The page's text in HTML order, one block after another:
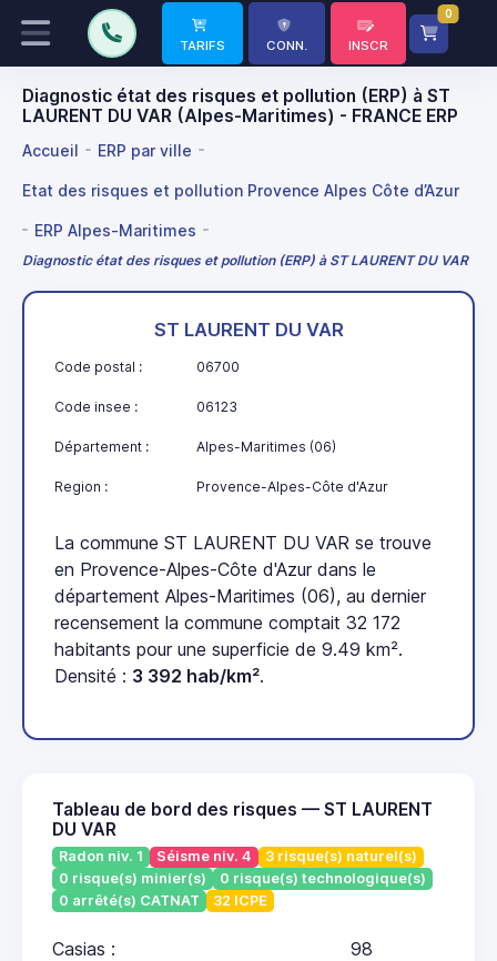
TARIFS CONN. INSCR
0
Diagnostic état des risques et pollution (ERP) à ST
LAURENT DU VAR (Alpes-Maritimes) - FRANCE ERP
Accueil ERP par ville
Etat des risques et pollution Provence Alpes Côte d’Azur
ERP Alpes-Maritimes
Diagnostic état des risques et pollution (ERP) à ST LAURENT DU VAR
ST LAURENT DU VAR
Code postal : 06700
Code insee : 06123
Département : Alpes-Maritimes (06)
Region : Provence-Alpes-Côte d'Azur
La commune ST LAURENT DU VAR se trouve
en Provence-Alpes-Côte d'Azur dans le
département Alpes-Maritimes (06), au dernier
recensement la commune comptait 32 172
habitants pour une superficie de 9.49 km².
Densité : 3 392 hab/km².
Tableau de bord des risques — ST LAURENT
DU VAR
Radon niv. 1 Séisme niv. 4
3 risque(s) naturel(s)
0 risque(s) minier(s)
0 risque(s) technologique(s)
0 arrêté(s) CATNAT
32 ICPE
Casias : 98